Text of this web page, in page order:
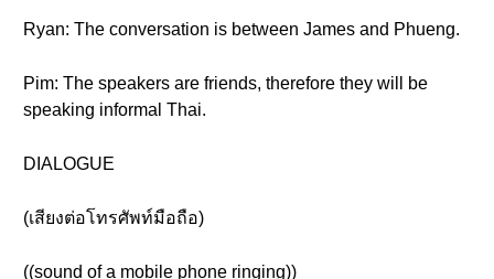
Ryan: The conversation is between James and Phueng.
Pim: The speakers are friends, therefore they will be
speaking informal Thai.
DIALOGUE
(เสียงต่อโทรศัพท์มือถือ)
((sound of a mobile phone ringing))